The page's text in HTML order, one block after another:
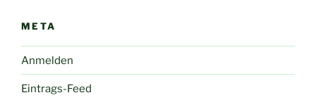
META
Anmelden
Eintrags-Feed